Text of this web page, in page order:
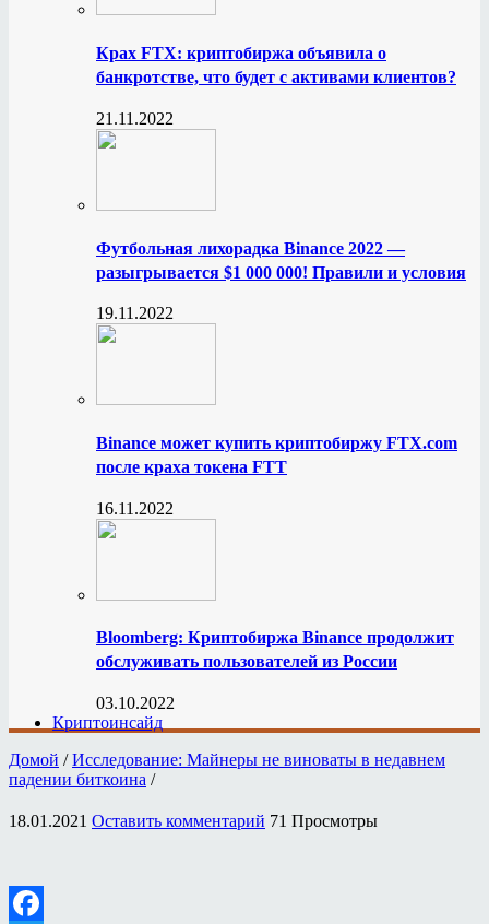
Крах FTX: криптобиржа объявила о
банкротстве, что будет с активами клиентов?
21.11.2022
Футбольная лихорадка Binance 2022 —
разыгрывается $1 000 000! Правили и условия
19.11.2022
Binance может купить криптобиржу FTX.com
после краха токена FTT
16.11.2022
Bloomberg: Криптобиржа Binance продолжит
обслуживать пользователей из России
03.10.2022
Криптоинсайд
Домой / Исследование: Майнеры не виноваты в недавнем
падении биткоина /
18.01.2021 Оставить комментарий 71 Просмотры